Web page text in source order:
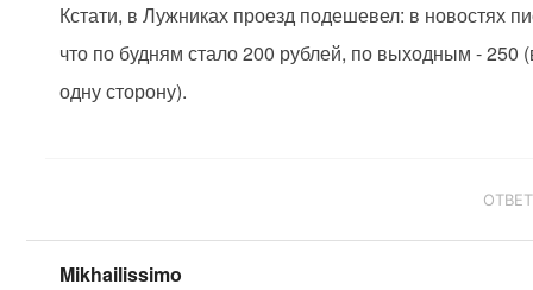
Кстати, в Лужниках проезд подешевел: в новостях
что по будням стало 200 рублей, по выходным - 250
одну сторону).
Mikhailissimo